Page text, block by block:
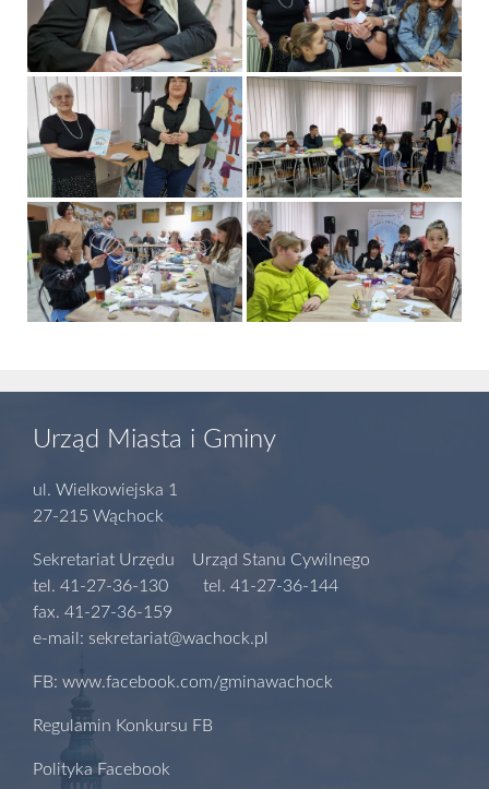
Urząd Miasta i Gminy
ul. Wielkowiejska 1
27-215 Wąchock
Sekretariat Urzędu Urząd Stanu Cywilnego
tel. 41-27-36-130 tel. 41-27-36-144
fax. 41-27-36-159
e-mail: sekretariat@wachock.pl
FB: www.facebook.com/gminawachock
Regulamin Konkursu FB
Polityka Facebook